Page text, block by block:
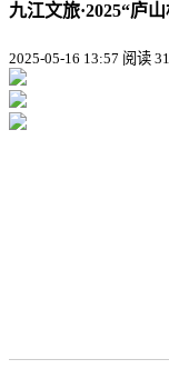
九江文旅·2025“庐
2025-05-16 13:57 阅读